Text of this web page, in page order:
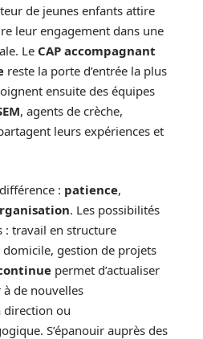
de jeunes enfants attire
leur engagement dans une
Le CAP accompagnant
reste la porte d’entrée la plus
ensuite des équipes
, agents de crèche,
leurs expériences et
: patience,
. Les possibilités
: travail en structure
gestion de projets
permet d’actualiser
à de nouvelles
direction ou
S’épanouir auprès des